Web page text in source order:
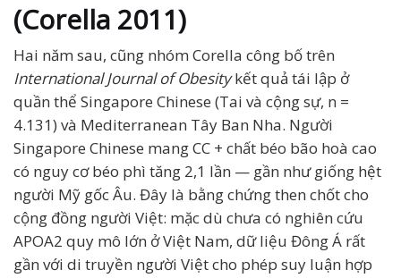
(Corella 2011)
Hai năm sau, cũng nhóm Corella công bố trên
International Journal of Obesitykết quả tái lập ở
quần thể Singapore Chinese (Tai và cộng sự, n =
4.131) và Mediterranean Tây Ban Nha. Người
Singapore Chinese mang CC + chất béo bão hoà cao
có nguy cơ béo phì tăng 2,1 lần — gần như giống hệt
người Mỹ gốc Âu. Đây là bằng chứng then chốt cho
cộng đồng người Việt: mặc dù chưa có nghiên cứu
APOA2 quy mô lớn ở Việt Nam, dữ liệu Đông Á rất
gần với di truyền người Việt cho phép suy luận hợp